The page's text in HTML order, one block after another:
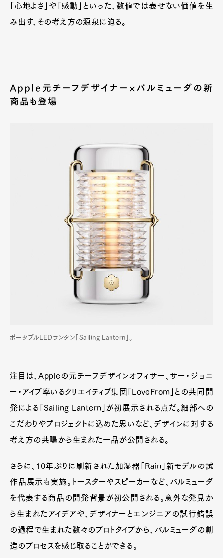
「心地よさ」や「感動」といった、数値では表せない価値を生
み出す、その考え方の源泉に迫る。
Apple元チーフデザイナー×バルミューダの新
商品も登場
ポータブルLEDランタン「Sailing Lantern」。
注目は、Appleの元チーフデザインオフィサー、サー・ジョニ
ー・アイブ率いるクリエイティブ集団「LoveFrom」との共同開
発による「Sailing Lantern」が初展示される点だ。細部への
こだわりやプロジェクトに込めた思いなど、デザインに対する
考え方の共鳴から生まれた一品が公開される。
さらに、10年ぶりに刷新された加湿器「Rain」新モデルの試
作品展示も実施。トースターやスピーカーなど、バルミューダ
を代表する商品の開発背景が初公開される。意外な発見か
ら生まれたアイデアや、デザイナーとエンジニアの試行錯誤
の過程で生まれた数々のプロトタイプから、バルミューダの創
造のプロセスを感じ取ることができる。